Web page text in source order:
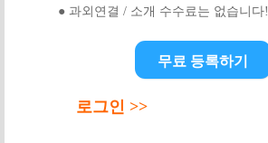
● 과외연결 / 소개 수수료는 없습니다!
무료 등록하기
로그인 >>